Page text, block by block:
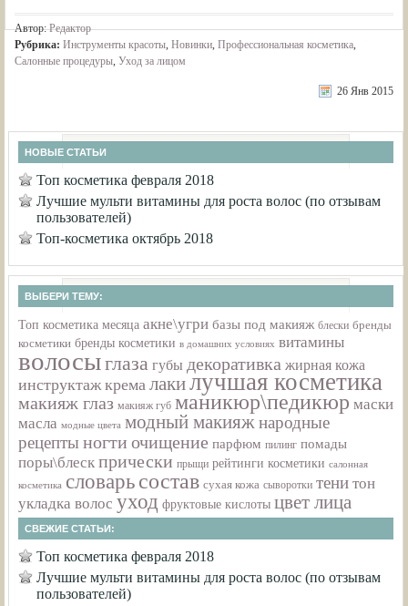
Автор:Редактор
Рубрика: Инструменты красоты, Новинки, Профессиональная косметика,
Салонные процедуры, Уход за лицом
26 Янв 2015
НОВЫЕ СТАТЬИ
Топ косметика февраля 2018
Лучшие мульти витамины для роста волос (по отзывам
пользователей)
Топ-косметика октябрь 2018
ВЫБЕРИ ТЕМУ:
Топ косметика месяца акне\угри базы под макияж блески бренды
косметики бренды косметики в домашних условиях витамины
волосыглаза губы декоративка жирная кожа
инструктаж крема лакилучшая косметика
макияж глаз макияж губ маникюр\педикюр маски
масла модные цвета модный макияж народные
рецепты ногти очищение парфюм пилинг помады
поры\блеск прически прыщи рейтинги косметики салонная
косметика словарьсостав сухая кожа сыворотки тени тон
укладка волос уход фруктовые кислоты цвет лица
СВЕЖИЕ СТАТЬИ:
Топ косметика февраля 2018
Лучшие мульти витамины для роста волос (по отзывам
пользователей)